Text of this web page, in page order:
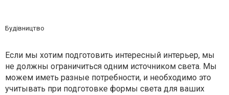
Будівництво
Если мы хотим подготовить интересный интерьер, мы
не должны ограничиться одним источником света. Мы
можем иметь разные потребности, и необходимо это
учитывать при подготовке формы света для ваших